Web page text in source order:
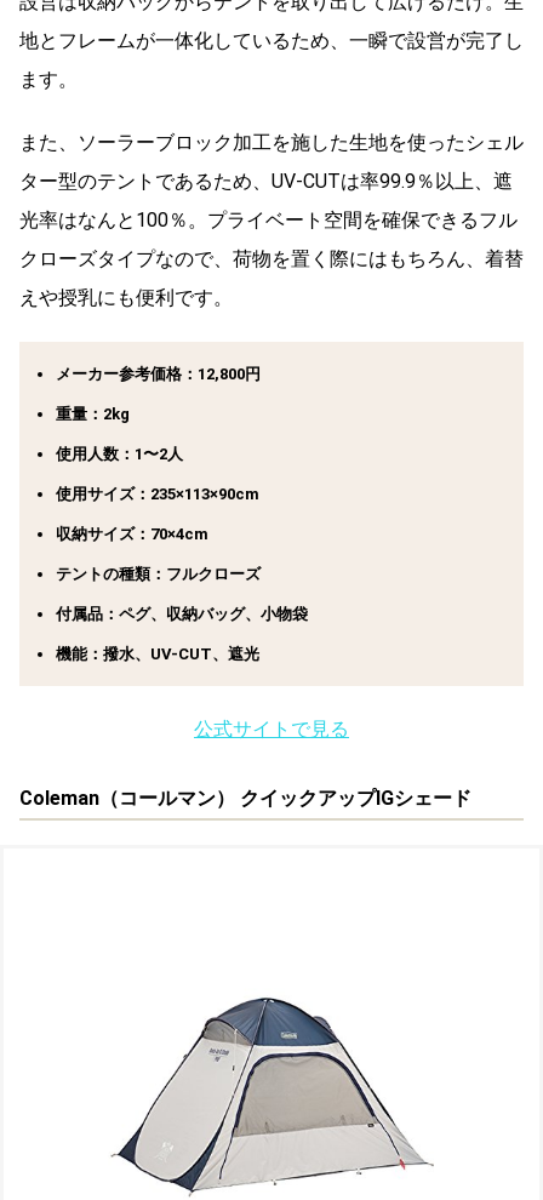
地とフレームが一体化しているため、一瞬で設営が完了し
ます。
また、ソーラーブロック加工を施した生地を使ったシェル
ター型のテントであるため、UV-CUTは率99.9％以上、遮
光率はなんと100％。プライベート空間を確保できるフル
クローズタイプなので、荷物を置く際にはもちろん、着替
えや授乳にも便利です。
メーカー参考価格：12,800円
重量：2kg
使用人数：1〜2人
使用サイズ：235×113×90cm
収納サイズ：70×4cm
テントの種類：フルクローズ
付属品：ペグ、収納バッグ、小物袋
機能：撥水、UV-CUT、遮光
公式サイトで見る
Coleman（コールマン） クイックアップIGシェード